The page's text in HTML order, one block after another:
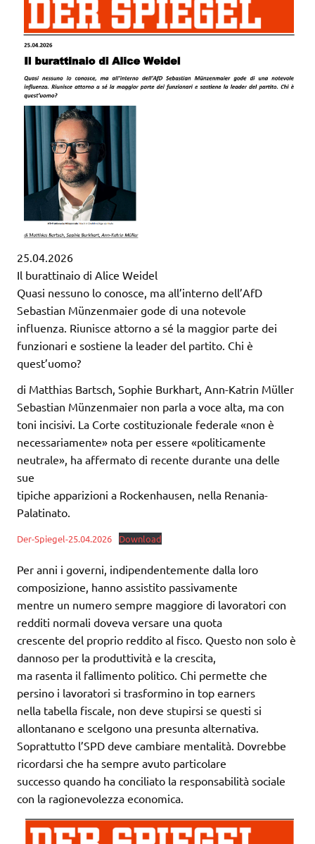
25.04.2026
Il burattinaio di Alice Weidel
Quasi nessuno lo conosce, ma all’interno dell’AfD
Sebastian Münzenmaier gode di una notevole
influenza. Riunisce attorno a sé la maggior parte dei
funzionari e sostiene la leader del partito. Chi è
quest’uomo?
di Matthias Bartsch, Sophie Burkhart, Ann-Katrin Müller
Sebastian Münzenmaier non parla a voce alta, ma con
toni incisivi. La Corte costituzionale federale «non è
necessariamente» nota per essere «politicamente
neutrale», ha affermato di recente durante una delle
sue
tipiche apparizioni a Rockenhausen, nella Renania-
Palatinato.
Der-Spiegel-25.04.2026 Download
Per anni i governi, indipendentemente dalla loro
composizione, hanno assistito passivamente
mentre un numero sempre maggiore di lavoratori con
redditi normali doveva versare una quota
crescente del proprio reddito al fisco. Questo non solo è
dannoso per la produttività e la crescita,
ma rasenta il fallimento politico. Chi permette che
persino i lavoratori si trasformino in top earners
nella tabella fiscale, non deve stupirsi se questi si
allontanano e scelgono una presunta alternativa.
Soprattutto l’SPD deve cambiare mentalità. Dovrebbe
ricordarsi che ha sempre avuto particolare
successo quando ha conciliato la responsabilità sociale
con la ragionevolezza economica.